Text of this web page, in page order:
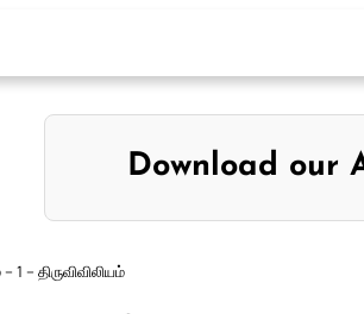
Download our
– திருவிவிலியம்